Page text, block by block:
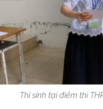
Thí sính tại điểm thi